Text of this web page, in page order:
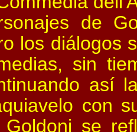
de
los diálogos
sin
así
con
Goldoni se